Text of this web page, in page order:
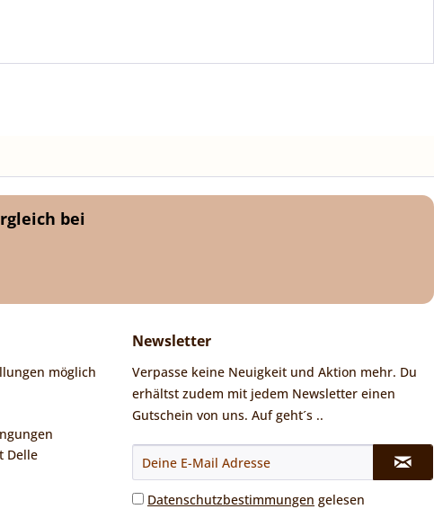
bei
möglich
Delle
Newsletter
Verpasse keine Neuigkeit und Aktion mehr. Du
erhältst zudem mit jedem Newsletter einen
Gutschein von uns. Auf geht´s ..
Datenschutzbestimmungen gelesen